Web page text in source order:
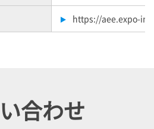
https://aee.expo-
合わせ